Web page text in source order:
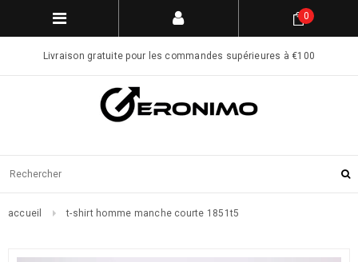
Livraison gratuite pour les commandes supérieures à €100
0
accueil t-shirt homme manche courte 1851t5